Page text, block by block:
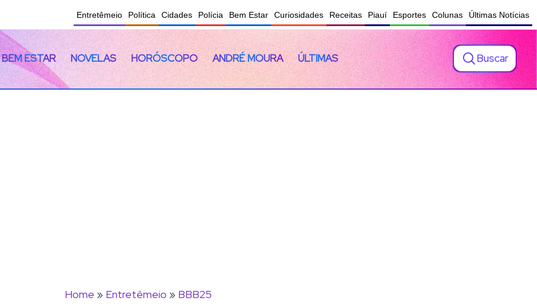
Entretêmeio Política Cidades Polícia Bem Estar Curiosidades Receitas Piauí Esportes Colunas Últimas Notícias
BEM ESTAR NOVELAS HORÓSCOPO ANDRÉ MOURA ÚLTIMAS Buscar
Home » Entretêmeio » BBB25